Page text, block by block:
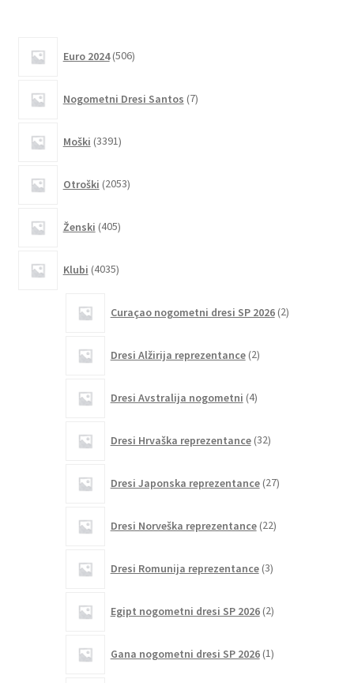
Euro 2024 506izdelkov
Nogometni Dresi Santos 7izdelkov
Moški 3391izdelkov
Otroški 2053izdelkov
Ženski 405izdelkov
Klubi 4035izdelkov
Curaçao nogometni dresi SP 2026 2izdelka
Dresi Alžirija reprezentance 2izdelka
Dresi Avstralija nogometni 4izdelki
Dresi Hrvaška reprezentance 32izdelkov
Dresi Japonska reprezentance 27izdelkov
Dresi Norveška reprezentance 22izdelkov
Dresi Romunija reprezentance 3izdelki
Egipt nogometni dresi SP 2026 2izdelka
Gana nogometni dresi SP 2026 1izdelek